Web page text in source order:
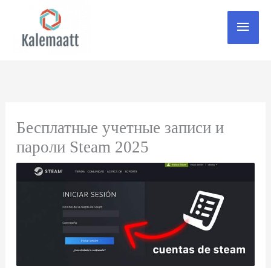
springen
Бесплатные учетные записи и
пароли Steam 2025